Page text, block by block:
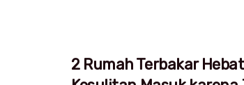
2 Rumah Terbakar